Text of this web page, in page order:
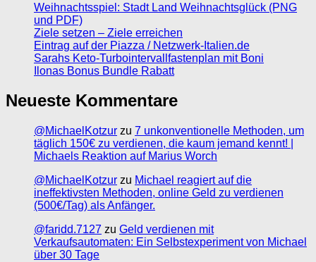
Weihnachtsspiel: Stadt Land Weihnachtsglück (PNG
und PDF)
Ziele setzen – Ziele erreichen
Eintrag auf der Piazza / Netzwerk-Italien.de
Sarahs Keto-Turbointervallfastenplan mit Boni
Ilonas Bonus Bundle Rabatt
Neueste Kommentare
@MichaelKotzur zu 7 unkonventionelle Methoden, um
täglich 150€ zu verdienen, die kaum jemand kennt! |
Michaels Reaktion auf Marius Worch
@MichaelKotzur zu Michael reagiert auf die
ineffektivsten Methoden, online Geld zu verdienen
(500€/Tag) als Anfänger.
@faridd.7127 zu Geld verdienen mit
Verkaufsautomaten: Ein Selbstexperiment von Michael
über 30 Tage